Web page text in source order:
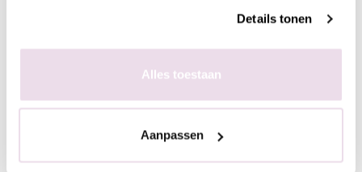
Details tonen
Alles toestaan
Aanpassen
poets deze in de plaklaag van de gelpolish.
base/top of next top, kunstnagels high shine, glossy top of next
top)
In de plaklaag van de clear gelpolish (voor een optimaal